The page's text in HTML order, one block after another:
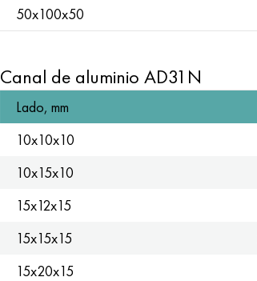
50x100x50
Canal de aluminio AD31N
Lado, mm
10x10x10
10x15x10
15x12x15
15x15x15
15x20x15